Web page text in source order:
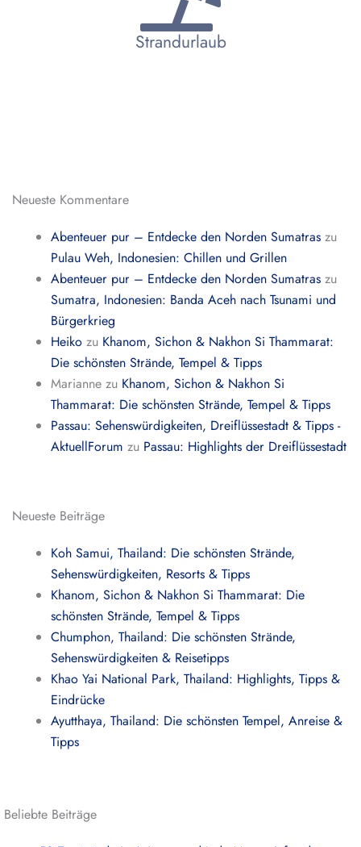
Strandurlaub
Neueste Kommentare
Abenteuer pur – Entdecke den Norden Sumatras zu
Pulau Weh, Indonesien: Chillen und Grillen
Abenteuer pur – Entdecke den Norden Sumatras zu
Sumatra, Indonesien: Banda Aceh nach Tsunami und
Bürgerkrieg
Heiko zu Khanom, Sichon & Nakhon Si Thammarat:
Die schönsten Strände, Tempel & Tipps
Marianne zu Khanom, Sichon & Nakhon Si
Thammarat: Die schönsten Strände, Tempel & Tipps
Passau: Sehenswürdigkeiten, Dreiflüssestadt & Tipps -
AktuellForum zu Passau: Highlights der Dreiflüssestadt
Neueste Beiträge
Koh Samui, Thailand: Die schönsten Strände,
Sehenswürdigkeiten, Resorts & Tipps
Khanom, Sichon & Nakhon Si Thammarat: Die
schönsten Strände, Tempel & Tipps
Chumphon, Thailand: Die schönsten Strände,
Sehenswürdigkeiten & Reisetipps
Khao Yai National Park, Thailand: Highlights, Tipps &
Eindrücke
Ayutthaya, Thailand: Die schönsten Tempel, Anreise &
Tipps
Beliebte Beiträge